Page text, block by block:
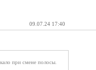
09.07.24 17:40
при смене полосы.